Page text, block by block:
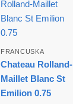
FRANCUSKA
Chateau Rolland-
Maillet Blanc St
Emilion 0.75